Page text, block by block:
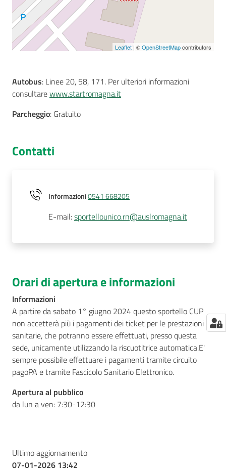
Seguici
su
Leaflet | ©OpenStreetMapcontributors
Autobus: Linee 20, 58, 171. Per ulteriori informazioni
consultarewww.startromagna.it
Parcheggio: Gratuito
Contatti
Informazioni0541 668205
E-mail:sportellounico.rn@auslromagna.it
Orari di apertura e informazioni
Informazioni
A partire da sabato 1° giugno 2024 questo sportello CUP
non accetterà più i pagamenti dei ticket per le prestazioni
sanitarie, che potranno essere effettuati, presso questa
sede, unicamente utilizzando la riscuotitrice automatica.E'
sempre possibile effettuare i pagamenti tramite circuito
pagoPA e tramite Fascicolo Sanitario Elettronico.
Apertura al pubblico
da lun a ven: 7:30-12:30
Ultimo aggiornamento
07-01-2026 13:42